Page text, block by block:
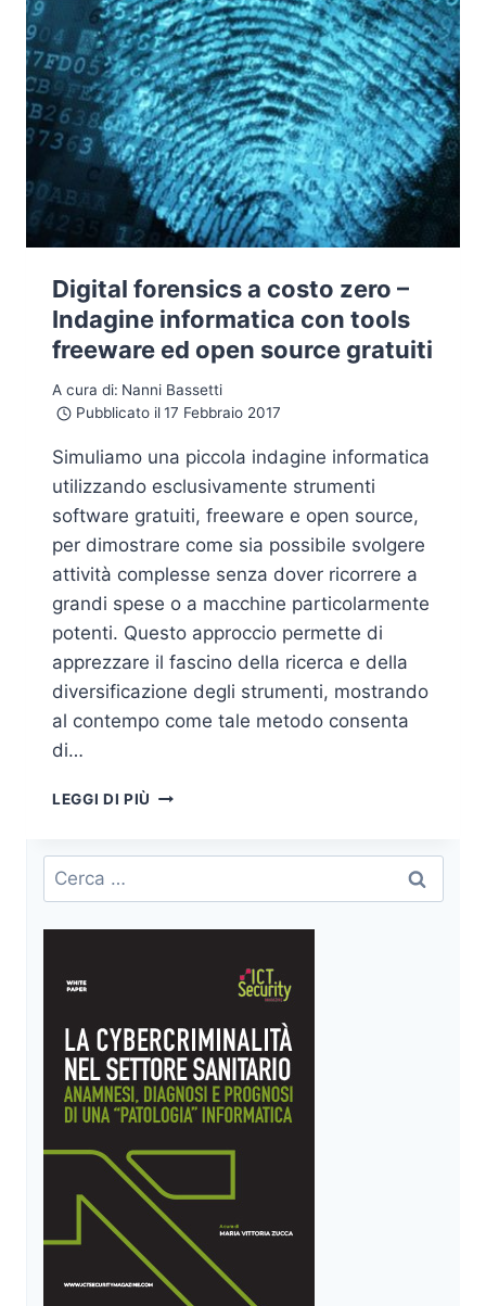
Digital forensics a costo zero –
Indagine informatica con tools
freeware ed open source gratuiti
A cura di: Nanni Bassetti
Pubblicato il 17 Febbraio 2017
Simuliamo una piccola indagine informatica
utilizzando esclusivamente strumenti
software gratuiti, freeware e open source,
per dimostrare come sia possibile svolgere
attività complesse senza dover ricorrere a
grandi spese o a macchine particolarmente
potenti. Questo approccio permette di
apprezzare il fascino della ricerca e della
diversificazione degli strumenti, mostrando
al contempo come tale metodo consenta
di…
LEGGI DI PIÙ DIGITAL
COSTO
–
INDAGINE
ED
OPEN
SOURCE
GRATUITI
Ricerca
per: